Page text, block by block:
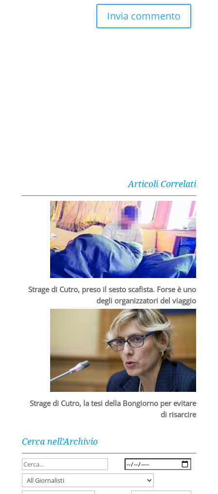
Articoli Correlati
Strage di Cutro, preso il sesto scafista. Forse è uno
degli organizzatori del viaggio
Strage di Cutro, la tesi della Bongiorno per evitare
di risarcire
Cerca nell’Archivio